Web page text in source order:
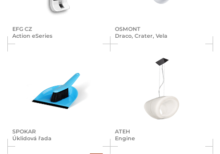
EFG CZ
Action eSeries
OSMONT
Draco, Crater, Vela
SPOKAR
Úklidová řada
ATEH
Engine